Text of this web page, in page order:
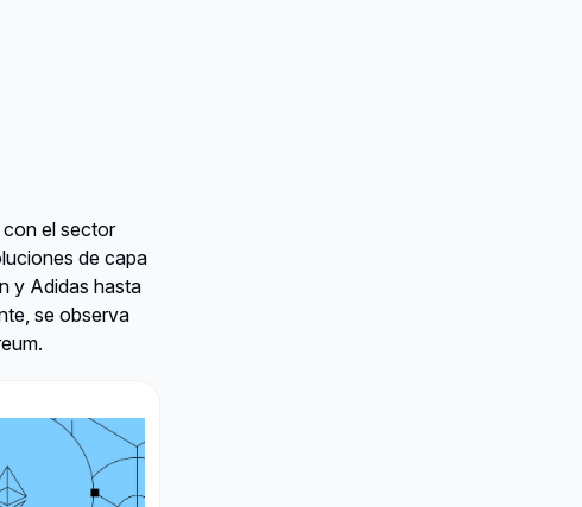
con el sector
de capa
y Adidas hasta
se observa